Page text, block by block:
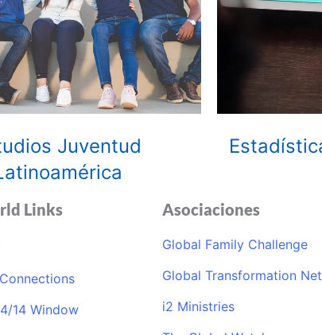
Juventud
Links
14 Window
Asociaciones
Global Family Challenge
Global Transformation
i2 Ministries